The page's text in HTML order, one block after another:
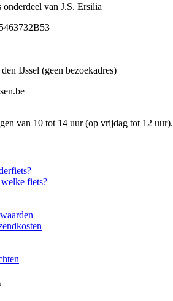
van J.S. Ersilia
IJssel (geen bezoekadres)
van 10 tot 14 uur (op vrijdag tot 12 uur).
fiets?